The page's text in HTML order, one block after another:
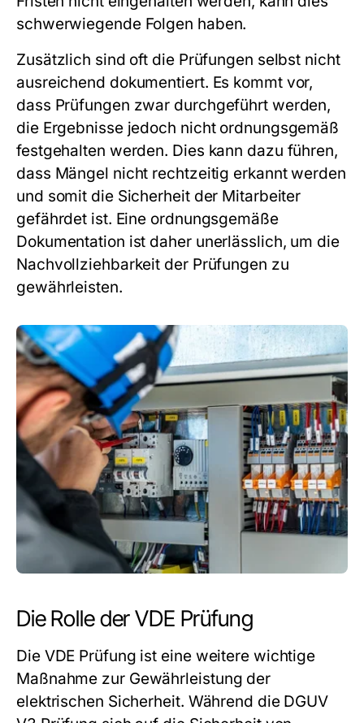
schwerwiegende Folgen haben.
Zusätzlich sind oft die Prüfungen selbst nicht
ausreichend dokumentiert. Es kommt vor,
dass Prüfungen zwar durchgeführt werden,
die Ergebnisse jedoch nicht ordnungsgemäß
festgehalten werden. Dies kann dazu führen,
dass Mängel nicht rechtzeitig erkannt werden
und somit die Sicherheit der Mitarbeiter
gefährdet ist. Eine ordnungsgemäße
Dokumentation ist daher unerlässlich, um die
Nachvollziehbarkeit der Prüfungen zu
gewährleisten.
Die Rolle der VDE Prüfung
Die VDE Prüfung ist eine weitere wichtige
Maßnahme zur Gewährleistung der
elektrischen Sicherheit. Während die DGUV